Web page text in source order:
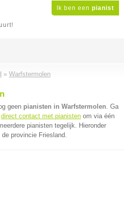
Ik ben een pianist
» Warfstermolen
geen pianisten in Warfstermolen. Ga
direct contact met pianisten om via één
pianisten tegelijk. Hieronder
provincie Friesland.